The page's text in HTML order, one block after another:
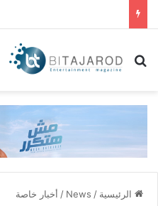
بحث عن
الرئيسية /
News
/ أخبار خاصة